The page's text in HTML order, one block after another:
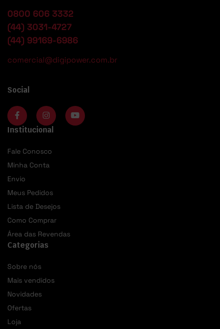
0800 606 3332
(44) 3031-4727
(44) 99169-6986
comercial@digipower.com.br
Social
Institucional
Fale Conosco
Minha Conta
Envio
Meus Pedidos
Lista de Desejos
Como Comprar
Área das Revendas
Categorias
Sobre nós
Mais vendidos
Novidades
Ofertas
Loja